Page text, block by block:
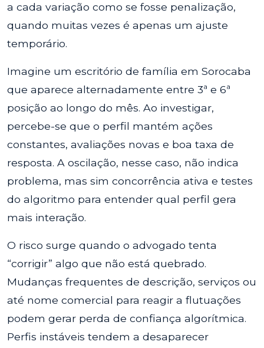
a cada variação como se fosse penalização,
quando muitas vezes é apenas um ajuste
temporário.
Imagine um escritório de família em Sorocaba
que aparece alternadamente entre 3ª e 6ª
posição ao longo do mês. Ao investigar,
percebe-se que o perfil mantém ações
constantes, avaliações novas e boa taxa de
resposta. A oscilação, nesse caso, não indica
problema, mas sim concorrência ativa e testes
do algoritmo para entender qual perfil gera
mais interação.
O risco surge quando o advogado tenta
“corrigir” algo que não está quebrado.
Mudanças frequentes de descrição, serviços ou
até nome comercial para reagir a flutuações
podem gerar perda de confiança algorítmica.
Perfis instáveis tendem a desaparecer